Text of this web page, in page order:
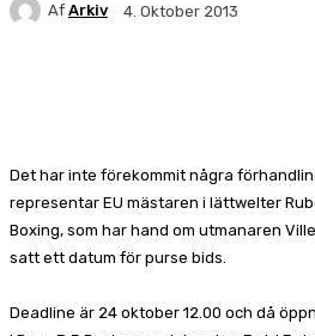
Af Arkiv 4. Oktober 2013
Det har inte förekommit några
representar EU mästaren i lättwelter
Boxing, som har hand om utmanaren
satt ett datum för purse bids.
Deadline är 24 oktober 12.00 och då